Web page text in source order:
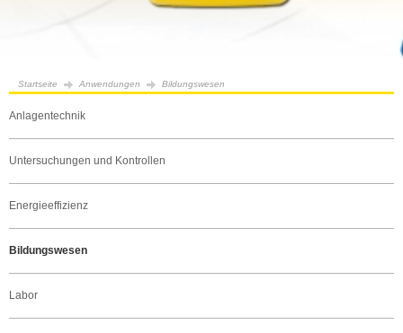
Startseite Anwendungen Bildungswesen
Anlagentechnik
Untersuchungen und Kontrollen
Energieeffizienz
Bildungswesen
Labor